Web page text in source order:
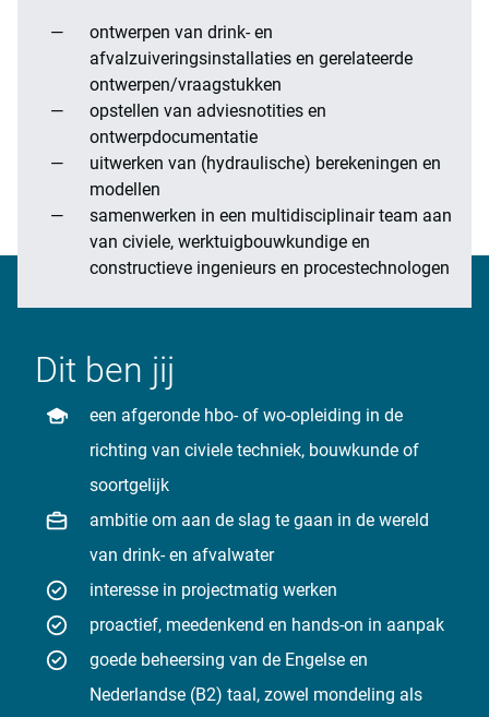
ontwerpen van drink- en
afvalzuiveringsinstallaties en gerelateerde
ontwerpen/vraagstukken
opstellen van adviesnotities en
ontwerpdocumentatie
uitwerken van (hydraulische) berekeningen en
modellen
samenwerken in een multidisciplinair team aan
van civiele, werktuigbouwkundige en
constructieve ingenieurs en procestechnologen
Dit ben jij
een afgeronde hbo- of wo-opleiding in de
richting van civiele techniek, bouwkunde of
soortgelijk
ambitie om aan de slag te gaan in de wereld
van drink- en afvalwater
interesse in projectmatig werken
proactief, meedenkend en hands-on in aanpak
goede beheersing van de Engelse en
Nederlandse (B2) taal, zowel mondeling als